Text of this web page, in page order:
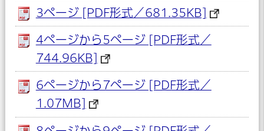
3ページ [PDF形式／681.35KB]
4ページから5ページ [PDF形式／
744.96KB]
6ページから7ページ [PDF形式／
1.07MB]